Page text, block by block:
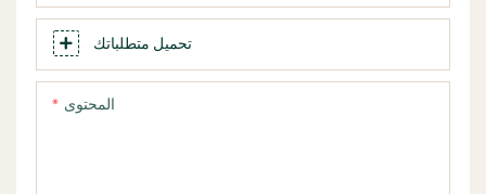
تحميل متطلباتك
المحتوى